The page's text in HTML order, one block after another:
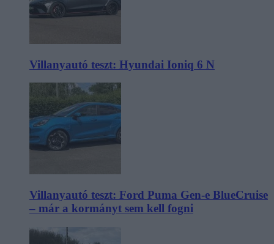
Villanyautó teszt: Hyundai Ioniq 6 N
Villanyautó teszt: Ford Puma Gen-e BlueCruise
– már a kormányt sem kell fogni